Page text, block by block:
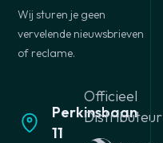
Wij sturen je geen
vervelende nieuwsbrieven
of reclame.
Perkinsbaan
11
Officieel
Distributeur